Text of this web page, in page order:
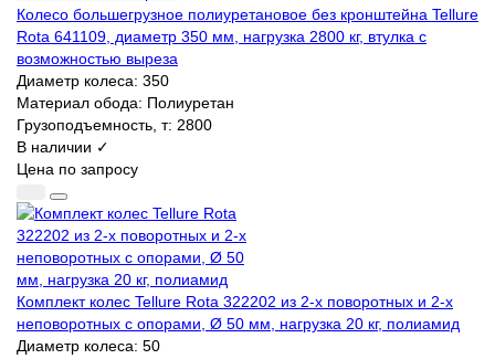
Колесо большегрузное полиуретановое без кронштейна Tellure
Rota 641109, диаметр 350 мм, нагрузка 2800 кг, втулка с
возможностью выреза
Диаметр колеса: 350
Материал обода: Полиуретан
Грузоподъемность, т: 2800
В наличии ✓
Цена по запросу
Комплект колес Tellure Rota 322202 из 2-х поворотных и 2-х
неповоротных с опорами, Ø 50 мм, нагрузка 20 кг, полиамид
Диаметр колеса: 50